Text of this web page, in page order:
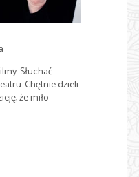
Słuchać
Chętnie dzieli
że miło